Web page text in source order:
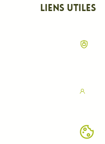
Liens utiles